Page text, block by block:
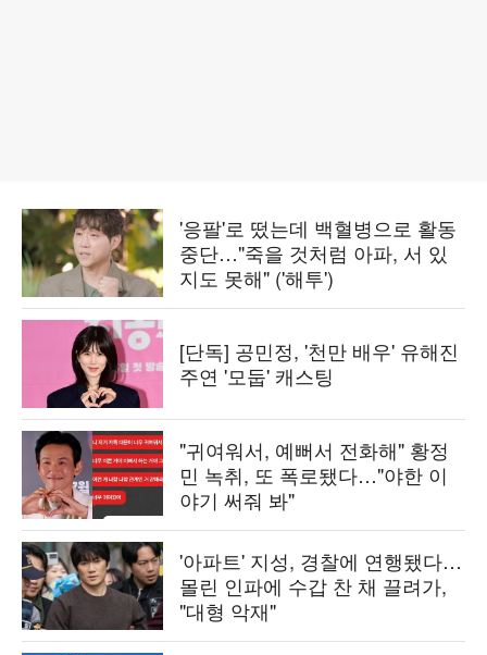
'응팔'로 떴는데 백혈병으로 활동
중단…"죽을 것처럼 아파, 서 있
지도 못해" ('해투')
[단독] 공민정, '천만 배우' 유해진
주연 '모둡' 캐스팅
"귀여워서, 예뻐서 전화해" 황정
민 녹취, 또 폭로됐다…"야한 이
야기 써줘 봐"
'아파트' 지성, 경찰에 연행됐다…
몰린 인파에 수갑 찬 채 끌려가,
"대형 악재"